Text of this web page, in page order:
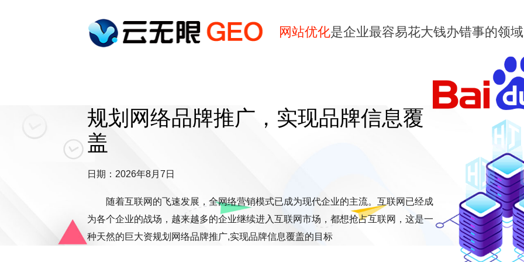
网站优化是企业最容易花大钱办错事的领域
规划网络品牌推广，实现品牌信息覆
盖
日期：2026年8月7日
随着互联网的飞速发展，全网络营销模式已成为现代企业的主流。互联网已经成
为各个企业的战场，越来越多的企业继续进入互联网市场，都想抢占互联网，这是一
种天然的巨大资规划网络品牌推广,实现品牌信息覆盖的目标